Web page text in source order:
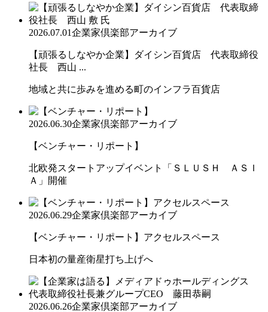
2026.07.01企業家倶楽部アーカイブ
【頑張るしなやか企業】ダイシン百貨店 代表取締役
社長 西山 ...
地域と共に歩みを進める町のインフラ百貨店
2026.06.30企業家倶楽部アーカイブ
【ベンチャー・リポート】
北欧発スタートアップイベント「ＳＬＵＳＨ ＡＳＩ
Ａ」開催
2026.06.29企業家倶楽部アーカイブ
【ベンチャー・リポート】アクセルスペース
日本初の量産衛星打ち上げへ
2026.06.26企業家倶楽部アーカイブ